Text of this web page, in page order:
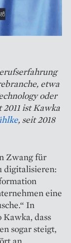
etwa
oder
ist Kawka
, seit 2018
Zwang für
digitalisieren:
eine
In
Kawka, dass
sogar steigt,